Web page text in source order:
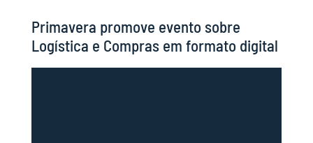
Primavera promove evento sobre
Logística e Compras em formato digital